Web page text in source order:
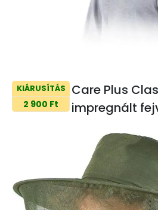
KIÁRUSÍTÁS
2 900 Ft
Care Plus
impregnált